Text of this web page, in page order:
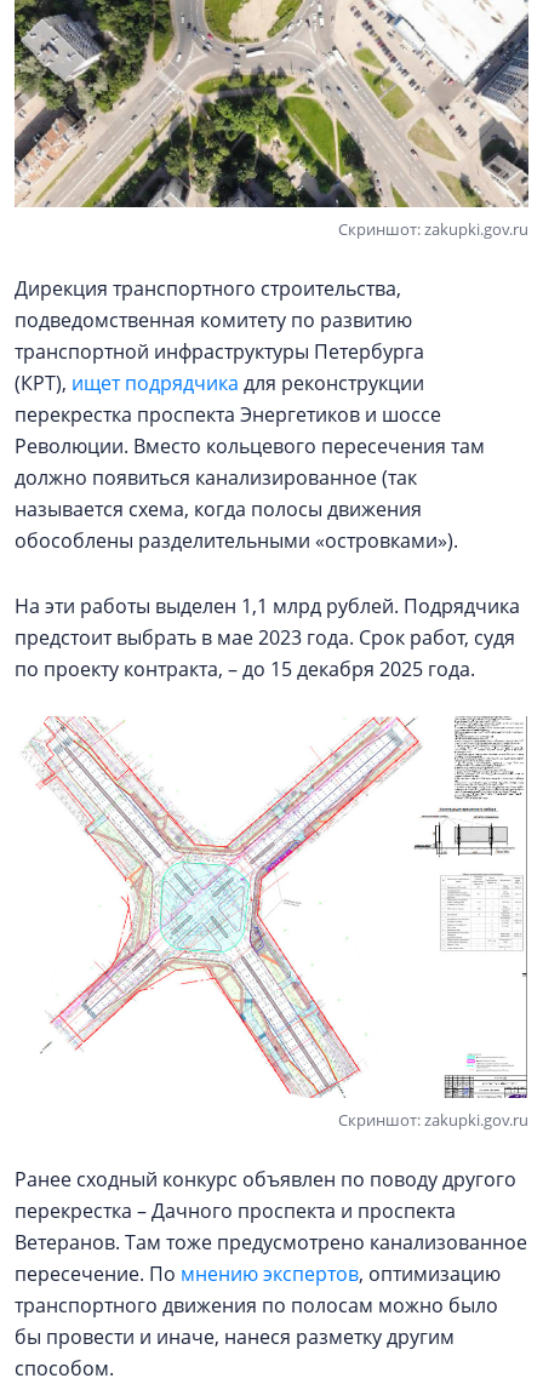
Скриншот: zakupki.gov.ru
Дирекция транспортного строительства,
подведомственная комитету по развитию
транспортной инфраструктуры Петербурга
(КРТ), ищет подрядчика для реконструкции
перекрестка проспекта Энергетиков и шоссе
Революции. Вместо кольцевого пересечения там
должно появиться канализированное (так
называется схема, когда полосы движения
обособлены разделительными «островками»).
На эти работы выделен 1,1 млрд рублей. Подрядчика
предстоит выбрать в мае 2023 года. Срок работ, судя
по проекту контракта, – до 15 декабря 2025 года.
Скриншот: zakupki.gov.ru
Ранее сходный конкурс объявлен по поводу другого
перекрестка – Дачного проспекта и проспекта
Ветеранов. Там тоже предусмотрено канализованное
пересечение. По мнению экспертов, оптимизацию
транспортного движения по полосам можно было
бы провести и иначе, нанеся разметку другим
способом.